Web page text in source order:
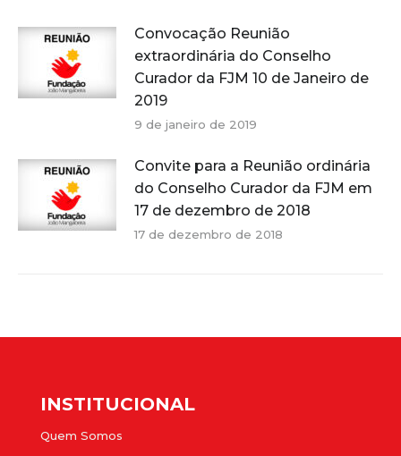
Convocação Reunião
extraordinária do Conselho
Curador da FJM 10 de Janeiro de
2019
9 de janeiro de 2019
Convite para a Reunião ordinária
do Conselho Curador da FJM em
17 de dezembro de 2018
17 de dezembro de 2018
INSTITUCIONAL
Quem Somos